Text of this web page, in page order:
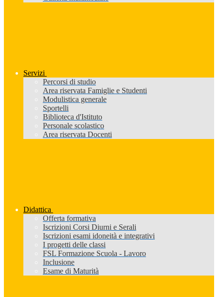
Servizi
Percorsi di studio
Area riservata Famiglie e Studenti
Modulistica generale
Sportelli
Biblioteca d'Istituto
Personale scolastico
Area riservata Docenti
Didattica
Offerta formativa
Iscrizioni Corsi Diurni e Serali
Iscrizioni esami idoneità e integrativi
I progetti delle classi
FSL Formazione Scuola - Lavoro
Inclusione
Esame di Maturità